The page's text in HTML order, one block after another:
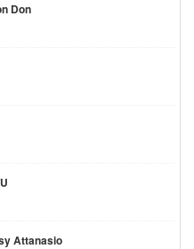
Don
Attanasio